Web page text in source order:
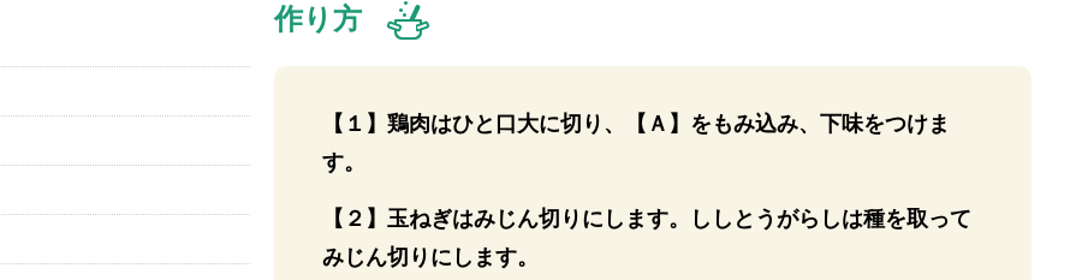
作り方
【１】鶏肉はひと口大に切り、【Ａ】をもみ込み、下味をつけま
す。
【２】玉ねぎはみじん切りにします。ししとうがらしは種を取って
みじん切りにします。